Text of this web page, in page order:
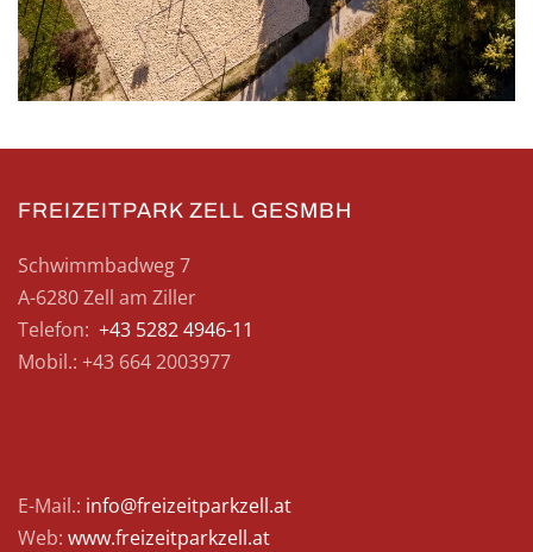
FREIZEITPARK ZELL GESMBH
Schwimmbadweg 7
A-6280 Zell am Ziller
Telefon: +43 5282 4946-11
Mobil.: +43 664 2003977
E-Mail.: info@freizeitparkzell.at
Web: www.freizeitparkzell.at